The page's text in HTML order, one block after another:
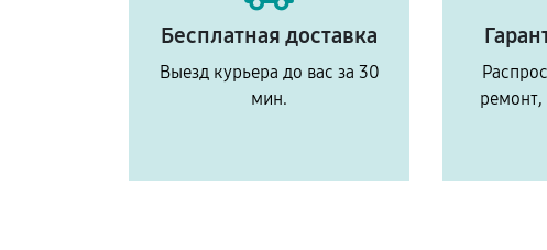
Бесплатная доставка
Выезд курьера до вас за 30
мин.
ремонт,